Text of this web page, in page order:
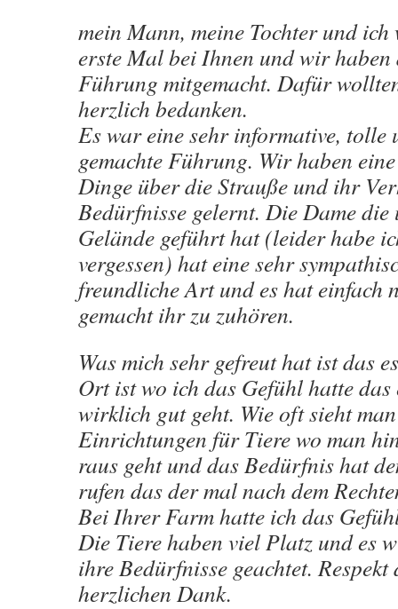
mein Mann, meine Tochter und ich
erste Mal bei Ihnen und wir haben
Führung mitgemacht. Dafür
herzlich bedanken.
Es war eine sehr informative, tolle
gemachte Führung. Wir haben
Dinge über die Strauße und ihr
Bedürfnisse gelernt. Die Dame die
Gelände geführt hat (leider habe
vergessen) hat eine sehr
freundliche Art und es hat einfach
gemacht ihr zu zuhören.
Was mich sehr gefreut hat ist das
Ort ist wo ich das Gefühl hatte das
wirklich gut geht. Wie oft sieht
Einrichtungen für Tiere wo man
raus geht und das Bedürfnis hat
rufen das der mal nach dem
Bei Ihrer Farm hatte ich das
Die Tiere haben viel Platz und es
ihre Bedürfnisse geachtet.
herzlichen Dank.